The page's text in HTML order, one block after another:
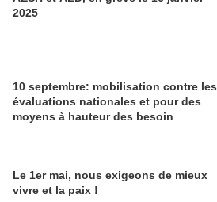
2025
10 septembre: mobilisation contre les
évaluations nationales et pour des
moyens à hauteur des besoin
Le 1er mai, nous exigeons de mieux
vivre et la paix !